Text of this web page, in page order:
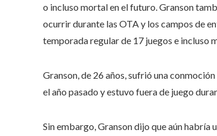
o incluso mortal en el futuro. Granson
ocurrir durante las OTA y los campos de
temporada regular de 17 juegos e incluso
Granson, de 26 años, sufrió una
el año pasado y estuvo fuera de juego
Sin embargo, Granson dijo que aún habría